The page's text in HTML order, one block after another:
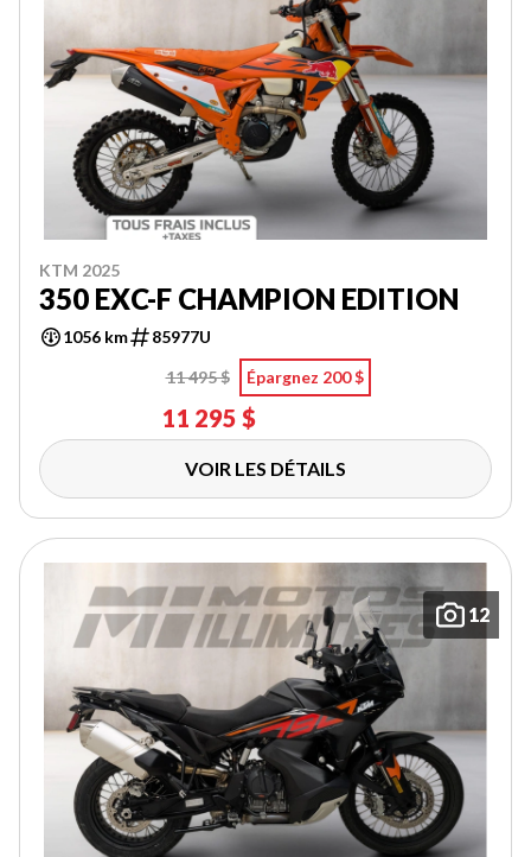
KTM 2025
350 EXC-F CHAMPION EDITION
1056 km
85977U
11 495 $
Épargnez 200 $
11 295 $
VOIR LES DÉTAILS
12